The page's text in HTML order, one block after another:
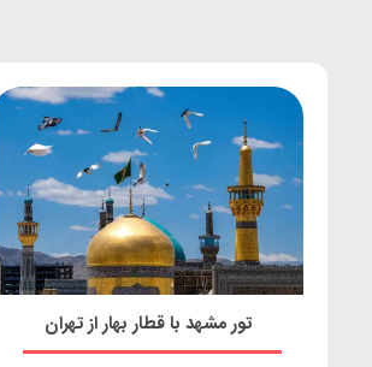
تور مشهد با قطار بهار از تهران